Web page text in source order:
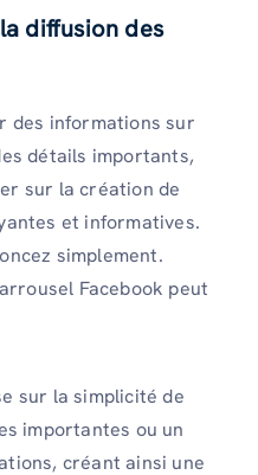
diffusion des
des informations sur
détails importants,
sur la création de
et informatives.
simplement.
Facebook peut
sur la simplicité de
importantes ou un
créant ainsi une